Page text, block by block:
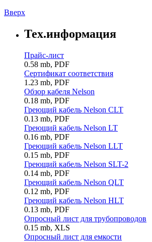
Вверх
Тех.информация
Прайс-лист
0.58 mb, PDF
Сертификат соответствия
1.23 mb, PDF
Обзор кабеля Nelson
0.18 mb, PDF
Греющий кабель Nelson CLT
0.13 mb, PDF
Греющий кабель Nelson LT
0.16 mb, PDF
Греющий кабель Nelson LLT
0.15 mb, PDF
Греющий кабель Nelson SLT-2
0.14 mb, PDF
Греющий кабель Nelson QLT
0.12 mb, PDF
Греющий кабель Nelson HLT
0.13 mb, PDF
Опросный лист для трубопроводов
0.15 mb, XLS
Опросный лист для емкости